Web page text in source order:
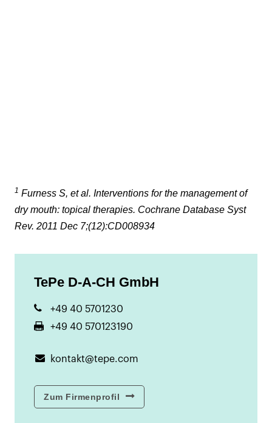
1 Furness S, et al. Interventions for the management of
dry mouth: topical therapies. Cochrane Database Syst
Rev. 2011 Dec 7;(12):CD008934
TePe D-A-CH GmbH
+49 40 5701230
+49 40 570123190
kontakt@tepe.com
Zum Firmenprofil